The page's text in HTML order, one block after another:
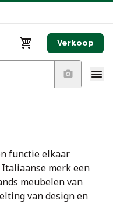
Verkoop
functie elkaar
merk een
meubelen van
van design en